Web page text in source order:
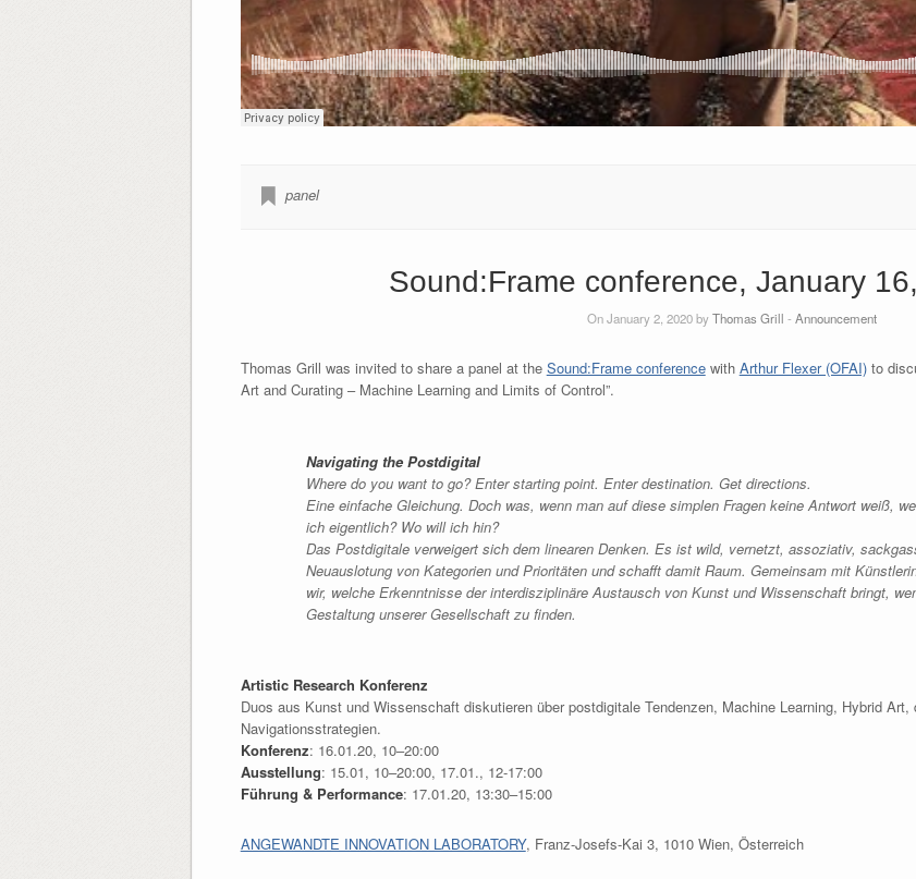
panel
Sound:Frame conference, January
On January 2, 2020 byThomas Grill - Announcement
Thomas Grill was invited to share a panel at the Sound:Frame conferencewith Arthur Flexer (OFAI)to
Art and Curating – Machine Learning and Limits of Control”.
Navigating the Postdigital
Where do you want to go? Enter starting point. Enter destination. Get directions.
Eine einfache Gleichung. Doch was, wenn man auf diese simplen Fragen keine Antwort weiß,
ich eigentlich? Wo will ich hin?
Das Postdigitale verweigert sich dem linearen Denken. Es ist wild, vernetzt, assoziativ,
Neuauslotung von Kategorien und Prioritäten und schafft damit Raum. Gemeinsam mit Künstler
wir, welche Erkenntnisse der interdisziplinäre Austausch von Kunst und Wissenschaft bringt,
Gestaltung unserer Gesellschaft zu finden.
Artistic Research Konferenz
Duos aus Kunst und Wissenschaft diskutieren über postdigitale Tendenzen, Machine Learning, Hybrid
Navigationsstrategien.
Konferenz: 16.01.20, 10–20:00
Ausstellung: 15.01, 10–20:00, 17.01., 12-17:00
Führung & Performance: 17.01.20, 13:30–15:00
ANGEWANDTE INNOVATION LABORATORY, Franz-Josefs-Kai 3, 1010 Wien, Österreich